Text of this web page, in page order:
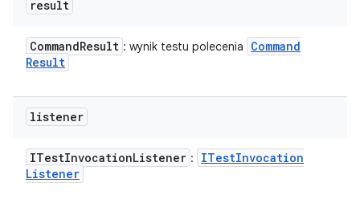
result
CommandResult : wynik testu polecenia
Command
Result
listener
ITestInvocationListener : ITestInvocation
Listener